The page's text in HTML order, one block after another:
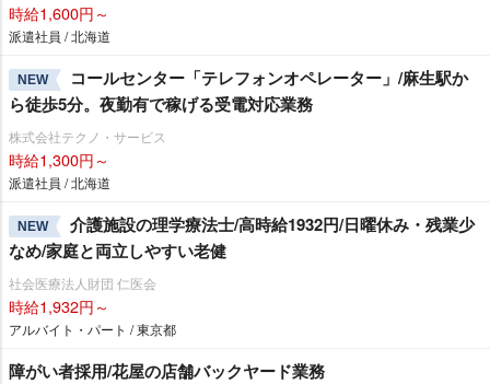
時給1,600円～
派遣社員 / 北海道
NEW
コールセンター「テレフォンオペレーター」/麻生駅か
ら徒歩5分。夜勤有で稼げる受電対応業務
株式会社テクノ・サービス
時給1,300円～
派遣社員 / 北海道
NEW
介護施設の理学療法士/高時給1932円/日曜休み・残業少
なめ/家庭と両立しやすい老健
社会医療法人財団 仁医会
時給1,932円～
アルバイト・パート / 東京都
障がい者採用/花屋の店舗バックヤード業務